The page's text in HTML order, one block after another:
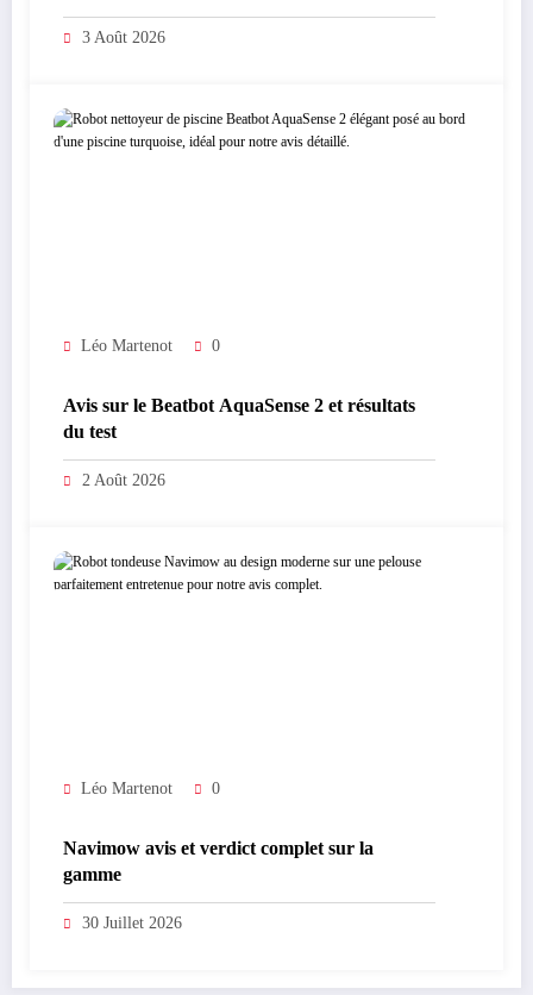
3 Août 2026
Léo Martenot 0
Avis sur le Beatbot AquaSense 2 et résultats
du test
2 Août 2026
Léo Martenot 0
Navimow avis et verdict complet sur la
gamme
30 Juillet 2026